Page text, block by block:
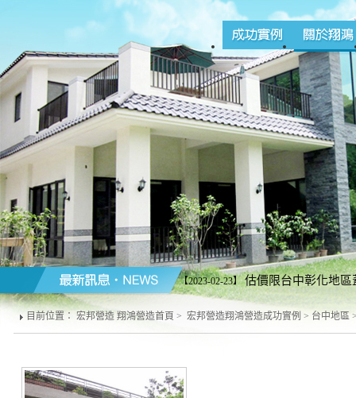
【2023-02-23】 估價限台中彰化地
營造商配合施工請勿來電)。台
目前位置： 宏邦營造 翔鴻營造首頁 > 宏邦營造翔鴻營造成功實例 > 台中地區